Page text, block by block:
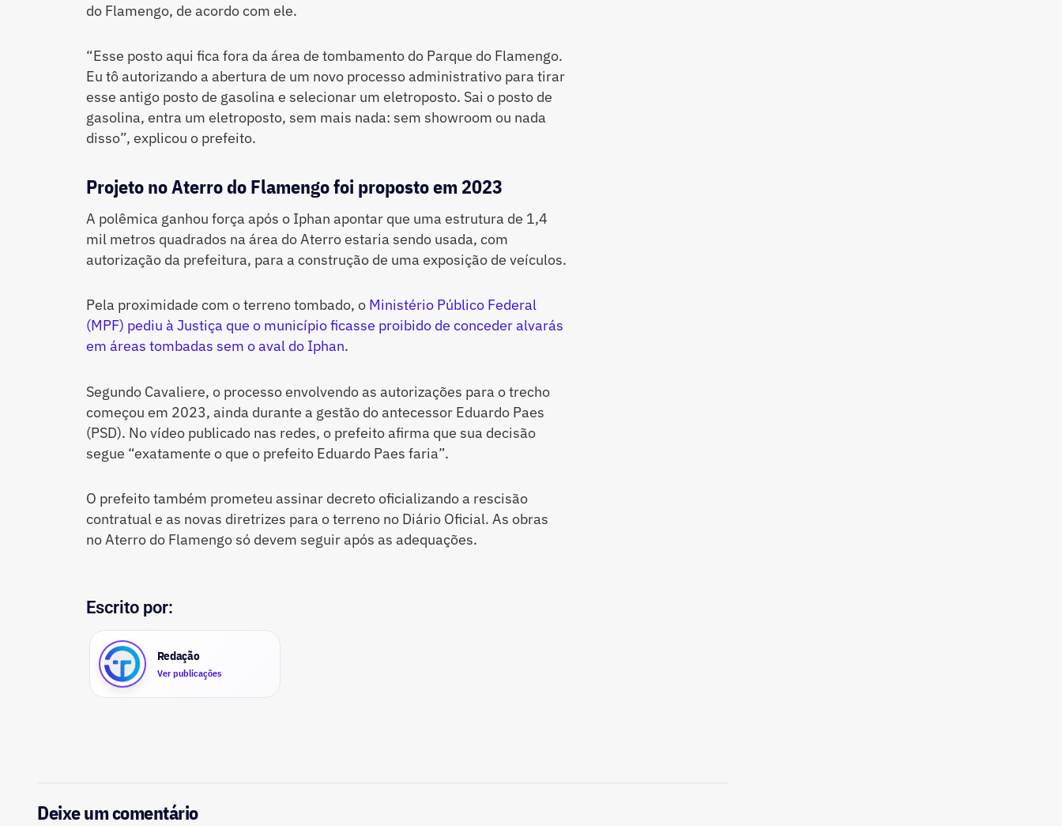
do Flamengo, de acordo com ele.
“Esse posto aqui fica fora da área de tombamento do Parque do Flamengo.
Eu tô autorizando a abertura de um novo processo administrativo para tirar
esse antigo posto de gasolina e selecionar um eletroposto. Sai o posto de
gasolina, entra um eletroposto, sem mais nada: sem showroom ou nada
disso”, explicou o prefeito.
Projeto no Aterro do Flamengo foi proposto em 2023
A polêmica ganhou força após o Iphan apontar que uma estrutura de 1,4
mil metros quadrados na área do Aterro estaria sendo usada, com
autorização da prefeitura, para a construção de uma exposição de veículos.
Pela proximidade com o terreno tombado, o Ministério Público Federal
(MPF) pediu à Justiça que o município ficasse proibido de conceder alvarás
em áreas tombadas sem o aval do Iphan.
Segundo Cavaliere, o processo envolvendo as autorizações para o trecho
começou em 2023, ainda durante a gestão do antecessor Eduardo Paes
(PSD). No vídeo publicado nas redes, o prefeito afirma que sua decisão
segue “exatamente o que o prefeito Eduardo Paes faria”.
O prefeito também prometeu assinar decreto oficializando a rescisão
contratual e as novas diretrizes para o terreno no Diário Oficial. As obras
no Aterro do Flamengo só devem seguir após as adequações.
Escrito por:
Redação
Ver publicações
Deixe um comentário